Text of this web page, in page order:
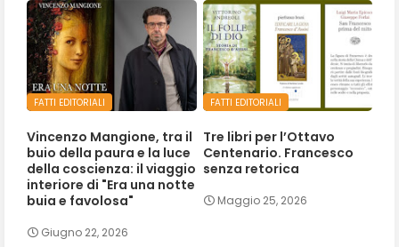
FATTI EDITORIALI
Vincenzo Mangione, tra il
buio della paura e la luce
della coscienza: il viaggio
interiore di "Era una notte
buia e favolosa"
Giugno 22, 2026
FATTI EDITORIALI
Tre libri per l’Ottavo
Centenario. Francesco
senza retorica
Maggio 25, 2026